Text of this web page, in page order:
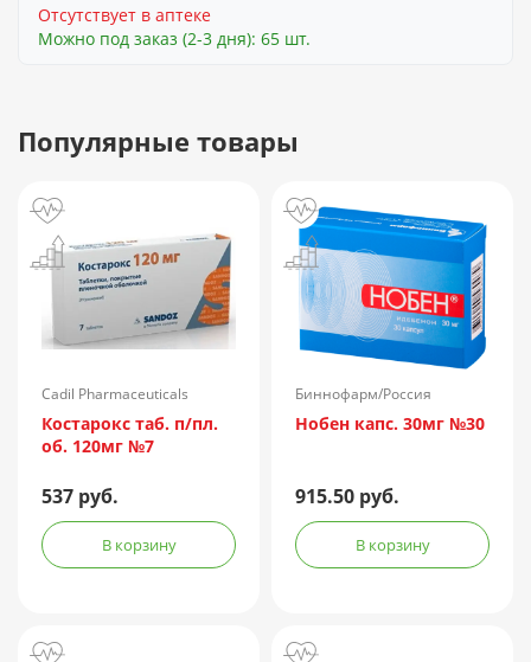
Отсутствует в аптеке
Можно под заказ (2-3 дня): 65 шт.
Популярные товары
Cadil Pharmaceuticals
Limited/Индия
Костарокс таб. п/пл.
об. 120мг №7
537 руб.
В корзину
Биннофарм/Россия
Нобен капс. 30мг №30
915.50 руб.
В корзину